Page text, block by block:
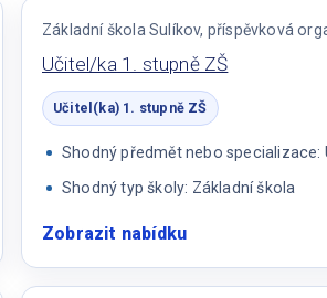
Základní škola Sulíkov, příspěvková
Učitel/ka 1. stupně ZŠ
Učitel(ka) 1. stupně ZŠ
Shodný předmět nebo specializace:
Shodný typ školy: Základní škola
Zobrazit nabídku:
1.